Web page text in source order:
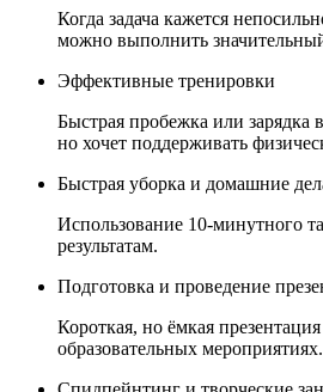
Когда задача кажется
можно выполнить
Эффективные тренировки
Быстрая пробежка или зарядка
но хочет поддерживать
Быстрая уборка и домашние
Использование 10-минутного
результатам.
Подготовка и проведение
Короткая, но ёмкая
образовательных мероприятиях.